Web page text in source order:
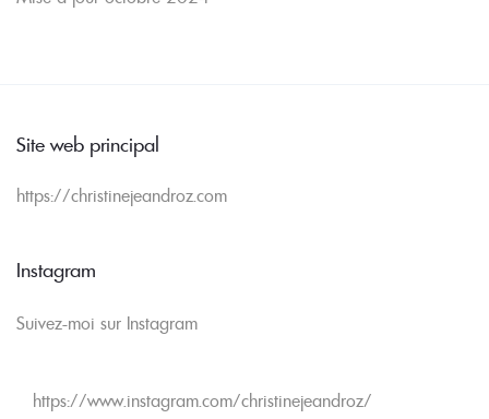
Site web principal
https://christinejeandroz.com
Instagram
Suivez-moi sur Instagram
https://www.instagram.com/christinejeandroz/